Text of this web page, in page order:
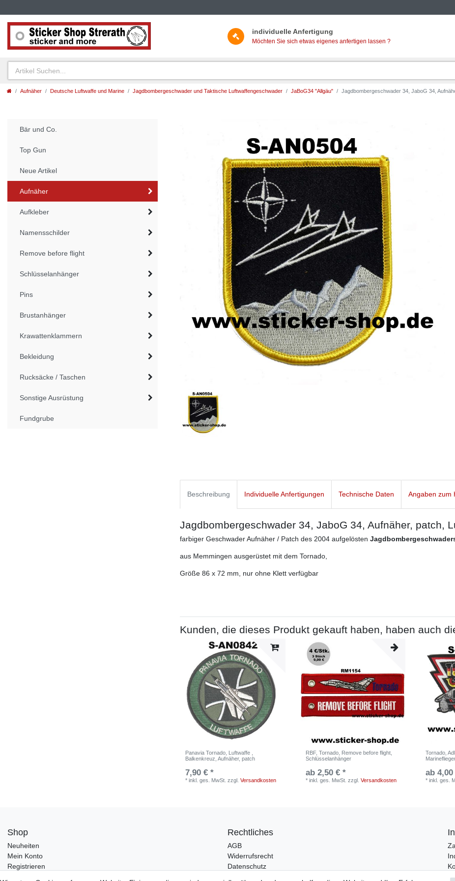
individuelle Anfertigung
Möchten Sie sich etwas eigenes anfertigen lassen ?
Aufnäher Deutsche Luftwaffe und Marine Jagdbombergeschwader und Taktische Luftwaffengeschwader JaBoG34 "Allgäu" Jagdbombergeschwader 34, JaboG 34,
Bär und Co.
Top Gun
Neue Artikel
Aufnäher
Aufkleber
Namensschilder
Remove before flight
Schlüsselanhänger
Pins
Brustanhänger
Krawattenklammern
Bekleidung
Rucksäcke / Taschen
Sonstige Ausrüstung
Fundgrube
Beschreibung Individuelle Anfertigungen Technische Daten Angaben zum
Jagdbombergeschwader 34, JaboG 34, Aufnäher, patch,
farbiger Geschwader Aufnäher / Patch des 2004 aufgelösten
aus Memmingen ausgerüstet mit dem Tornado,
Größe 86 x 72 mm, nur ohne Klett verfügbar
Kunden, die dieses Produkt gekauft haben, haben auch
Panavia Tornado, Luftwaffe ,
Balkenkreuz, Aufnäher, patch
7,90 € *
*inkl. ges. MwSt. zzgl.Versandkosten
RBF, Tornado, Remove before flight,
Schlüsselanhänger
ab 2,50 € *
* inkl. ges. MwSt. zzgl. Versandkosten
Tornado,
ab
*inkl. ges.
Shop
Neuheiten
Mein Konto
Registrieren
Rechtliches
AGB
Widerrufsrecht
Datenschutz